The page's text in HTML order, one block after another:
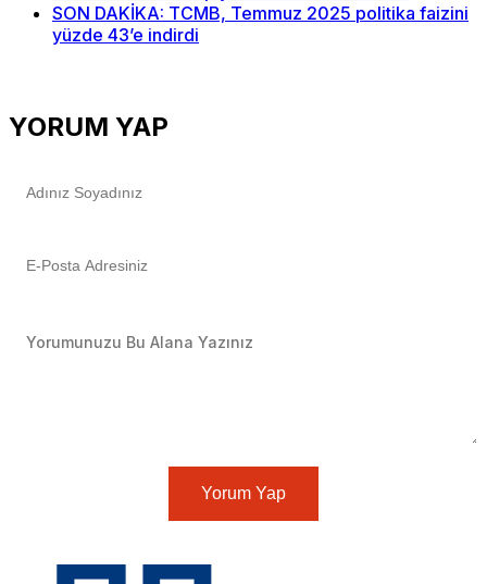
SON DAKİKA: TCMB, Temmuz 2025 politika faizini
yüzde 43’e indirdi
YORUM YAP
Yorum Yap